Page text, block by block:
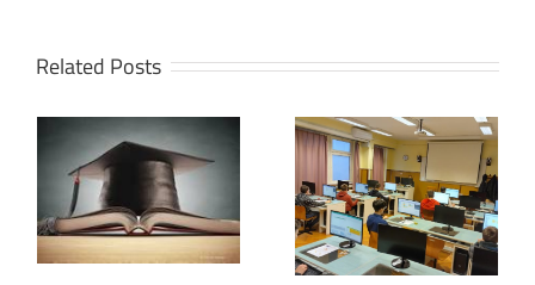
Related Posts